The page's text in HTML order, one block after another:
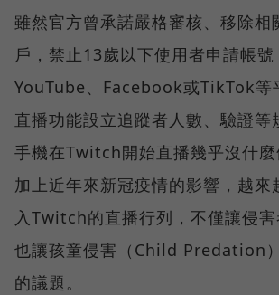
雖然官方曾承諾嚴格審核、移除相
戶，禁止13歲以下使用者申請帳號
YouTube、Facebook或TikTok等
直播功能設立追蹤者人數、驗證等
手機在Twitch開始直播幾乎沒什
加上近年來新冠疫情的影響，越來
入Twitch的直播行列，不僅讓侵害
也讓孩童侵害（Child Predation
的議題。